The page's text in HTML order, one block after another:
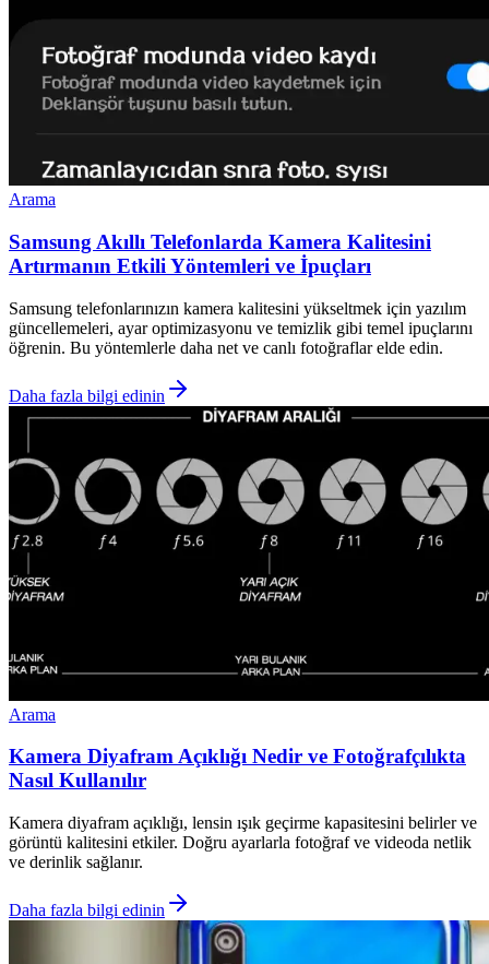
Arama
Samsung Akıllı Telefonlarda Kamera Kalitesini
Artırmanın Etkili Yöntemleri ve İpuçları
Samsung telefonlarınızın kamera kalitesini yükseltmek için yazılım
güncellemeleri, ayar optimizasyonu ve temizlik gibi temel ipuçlarını
öğrenin. Bu yöntemlerle daha net ve canlı fotoğraflar elde edin.
Daha fazla bilgi edinin
Arama
Kamera Diyafram Açıklığı Nedir ve Fotoğrafçılıkta
Nasıl Kullanılır
Kamera diyafram açıklığı, lensin ışık geçirme kapasitesini belirler ve
görüntü kalitesini etkiler. Doğru ayarlarla fotoğraf ve videoda netlik
ve derinlik sağlanır.
Daha fazla bilgi edinin